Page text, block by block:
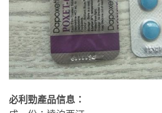
必利勁產品信息：